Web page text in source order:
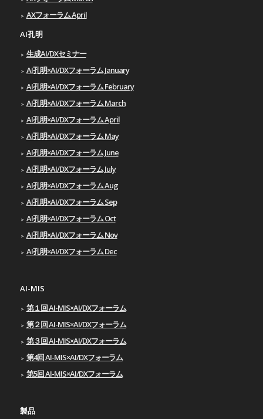
AXフォーラム April
AI孔明
生成AI/DXセミナー
AI孔明×AI/DXフォーラム January
AI孔明×AI/DXフォーラム February
AI孔明×AI/DXフォーラム March
AI孔明×AI/DXフォーラム April
AI孔明×AI/DXフォーラム May
AI孔明×AI/DXフォーラム June
AI孔明×AI/DXフォーラム July
AI孔明×AI/DXフォーラム Aug
AI孔明×AI/DXフォーラム Sep
AI孔明×AI/DXフォーラム Oct
AI孔明×AI/DXフォーラム Nov
AI孔明×AI/DXフォーラム Dec
AI-MIS
第１回 AI-MIS×AI/DXフォーラム
第２回 AI-MIS×AI/DXフォーラム
第３回 AI-MIS×AI/DXフォーラム
第4回 AI-MIS×AI/DXフォーラム
第5回 AI-MIS×AI/DXフォーラム
製品